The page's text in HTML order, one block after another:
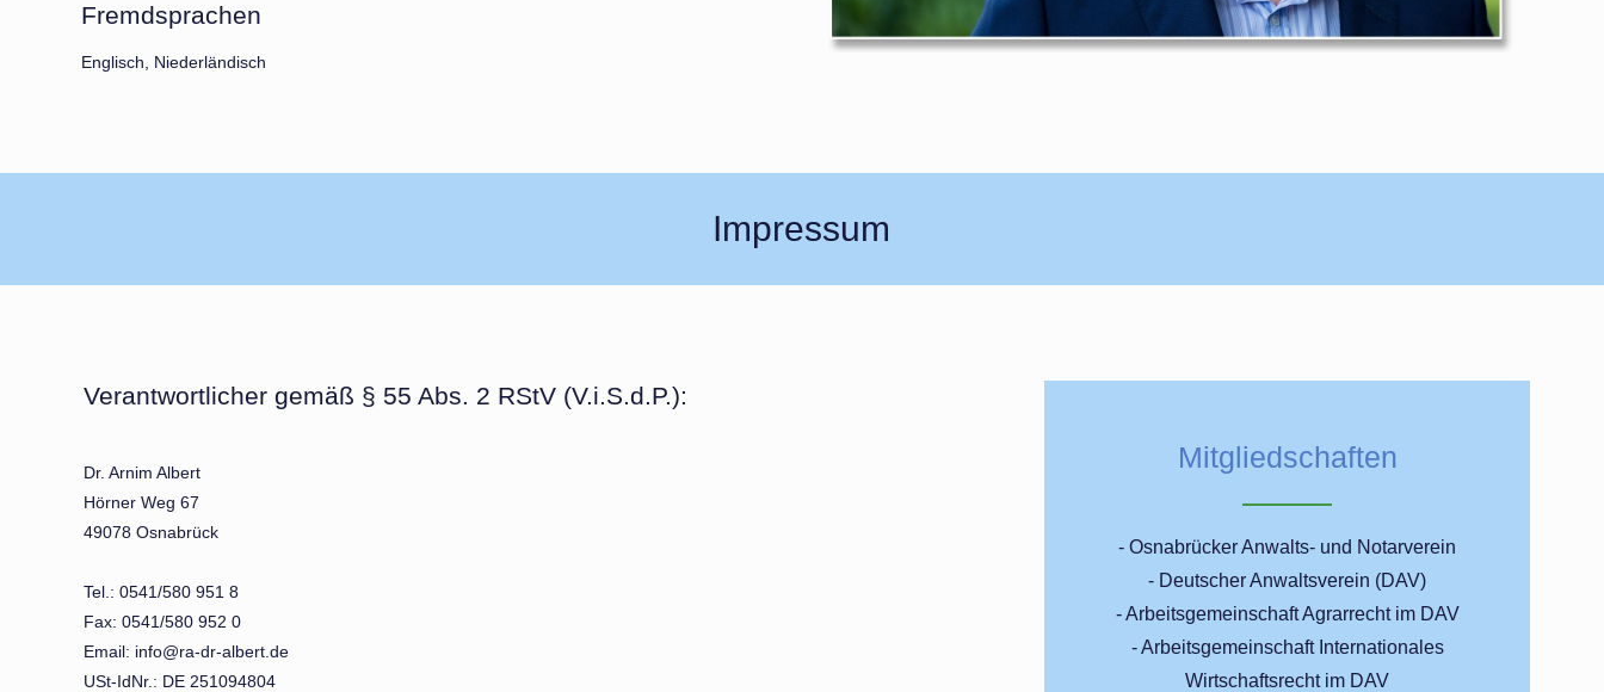
Fremdsprachen
Englisch, Niederländisch
Impressum
Verantwortlicher gemäß § 55 Abs. 2 RStV (V.i.S.d.P.):
Dr. Arnim Albert
Hörner Weg 67
49078 Osnabrück
Tel.: 0541/580 951 8
Fax: 0541/580 952 0
Email: info@ra-dr-albert.de
USt-IdNr.: DE 251094804
Mitgliedschaften
- Osnabrücker Anwalts- und Notarverein
- Deutscher Anwaltsverein (DAV)
- Arbeitsgemeinschaft Agrarrecht im DAV
- Arbeitsgemeinschaft Internationales
Wirtschaftsrecht im DAV